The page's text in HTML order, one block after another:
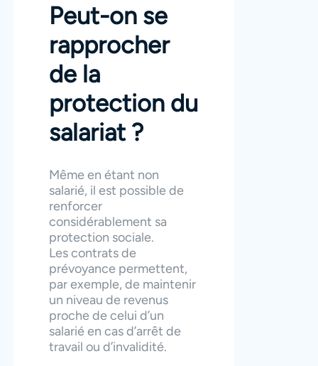
Peut-on se
rapprocher
de la
protection du
salariat ?
Même en étant non
salarié, il est possible de
renforcer
considérablement sa
protection sociale.
Les contrats de
prévoyance permettent,
par exemple, de maintenir
un niveau de revenus
proche de celui d’un
salarié en cas d’arrêt de
travail ou d’invalidité.